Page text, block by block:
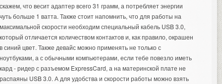
что весит адаптер всего 31 грамм, а потребляет энергии
больше 1 ватта. Также стоит напомнить, что для работы на
скорости необходим специальный кабель USB 3.0,
отличается количеством контактов и, как правило, окрашен
синий цвет. Также девайс можно применять не только с
а с обычными компьютерами, если тебе повезло иметь
- ридер с разъемом ExpressCard, а на материнской плате не
USB 3.0. А для удобства и скорости работы можно взять